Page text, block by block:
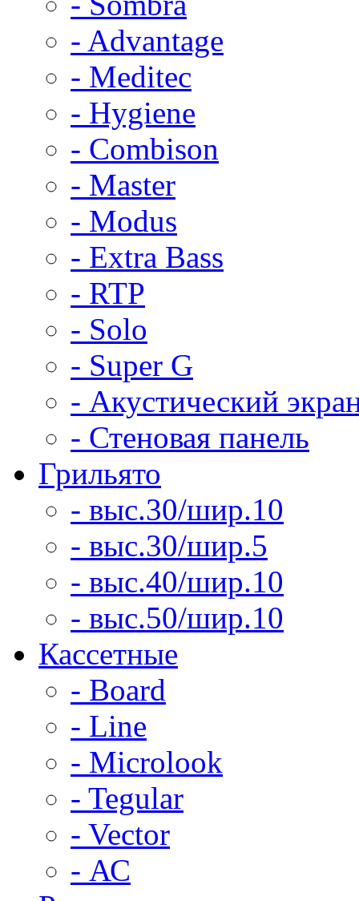
- Advantage
- Meditec
- Hygiene
- Combison
- Master
- Modus
- Extra Bass
- RTP
- Solo
- Super G
- Акустический
- Стеновая панель
Грильято
- выс.30/шир.10
- выс.30/шир.5
- выс.40/шир.10
- выс.50/шир.10
Кассетные
- Board
- Line
- Microlook
- Tegular
- Vector
- АС